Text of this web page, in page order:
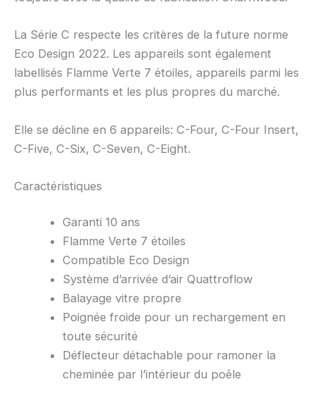
La Série C respecte les critères de la future norme
Eco Design 2022. Les appareils sont également
labellisés Flamme Verte 7 étoiles, appareils parmi les
plus performants et les plus propres du marché.
Elle se décline en 6 appareils: C-Four, C-Four Insert,
C-Five, C-Six, C-Seven, C-Eight.
Caractéristiques
Garanti 10 ans
Flamme Verte 7 étoiles
Compatible Eco Design
Système d’arrivée d’air Quattroflow
Balayage vitre propre
Poignée froide pour un rechargement en
toute sécurité
Déflecteur détachable pour ramoner la
cheminée par l’intérieur du poêle